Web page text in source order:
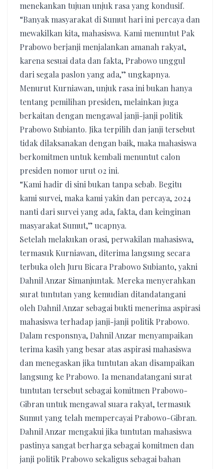
menekankan tujuan unjuk rasa yang kondusif.
“Banyak masyarakat di Sumut hari ini percaya dan
mewakilkan kita, mahasiswa. Kami menuntut Pak
Prabowo berjanji menjalankan amanah rakyat,
karena sesuai data dan fakta, Prabowo unggul
dari segala paslon yang ada,” ungkapnya.
Menurut Kurniawan, unjuk rasa ini bukan hanya
tentang pemilihan presiden, melainkan juga
berkaitan dengan mengawal janji-janji politik
Prabowo Subianto. Jika terpilih dan janji tersebut
tidak dilaksanakan dengan baik, maka mahasiswa
berkomitmen untuk kembali menuntut calon
presiden nomor urut 02 ini.
“Kami hadir di sini bukan tanpa sebab. Begitu
kami survei, maka kami yakin dan percaya, 2024
nanti dari survei yang ada, fakta, dan keinginan
masyarakat Sumut,” ucapnya.
Setelah melakukan orasi, perwakilan mahasiswa,
termasuk Kurniawan, diterima langsung secara
terbuka oleh Juru Bicara Prabowo Subianto, yakni
Dahnil Anzar Simanjuntak. Mereka menyerahkan
surat tuntutan yang kemudian ditandatangani
oleh Dahnil Anzar sebagai bukti menerima aspirasi
mahasiswa terhadap janji-janji politik Prabowo.
Dalam responsnya, Dahnil Anzar menyampaikan
terima kasih yang besar atas aspirasi mahasiswa
dan menegaskan jika tuntutan akan disampaikan
langsung ke Prabowo. Ia menandatangani surat
tuntutan tersebut sebagai komitmen Prabowo-
Gibran untuk mengawal suara rakyat, termasuk
Sumut yang telah mempercayai Prabowo-Gibran.
Dahnil Anzar mengakui jika tuntutan mahasiswa
pastinya sangat berharga sebagai komitmen dan
janji politik Prabowo sekaligus sebagai bahan